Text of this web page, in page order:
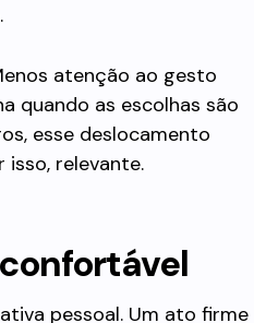
atenção ao gesto
quando as escolhas são
esse deslocamento
relevante.
pessoal. Um ato firme